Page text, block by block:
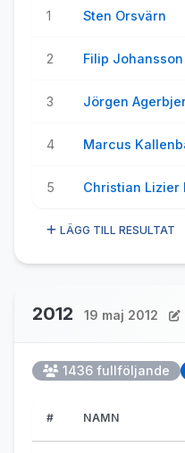
1 Sten Orsvärn
2 Filip Johansson
3 Jörgen
4 Marcus
5 Christian Lizier
LÄGG TILL RESULTAT
2012 19 maj 2012
1436 fullföljande
# NAMN